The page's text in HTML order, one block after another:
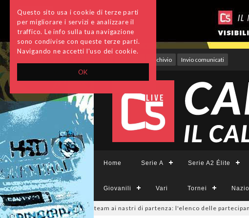
OK
Questo sito usa i cookie di terze parti
per migliorare i servizi e analizzare il
traffico. Le info sulla tua navigazione
sono condivise con queste terze parti.
Navigando ne accetti l'uso dei cookie.
Archivio Invio comunicati
Home Serie A Serie A2 Élite
Giovanili Vari Tornei
sono 14 i team ai nastri di partenza: l'elenco delle partecipanti